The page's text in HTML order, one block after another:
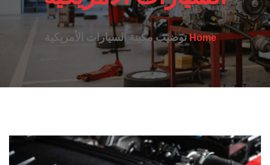
Homeتوضيب مكينة السيارات الأمريكية